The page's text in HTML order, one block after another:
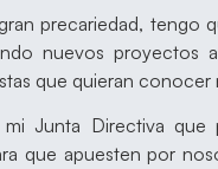
precariedad, tengo
nuevos proyectos
que quieran
mi Junta Directiva
que apuesten por